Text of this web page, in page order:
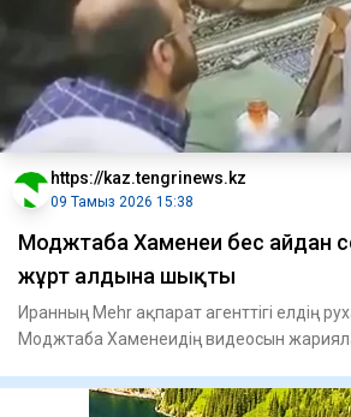
https://kaz.tengrinews.kz
09 Тамыз 2026 15:38
Моджтаба Хаменеи бес айдан
жұрт алдына шықты
Иранның Mehr ақпарат агенттігі елдің
Моджтаба Хаменеидің видеосын